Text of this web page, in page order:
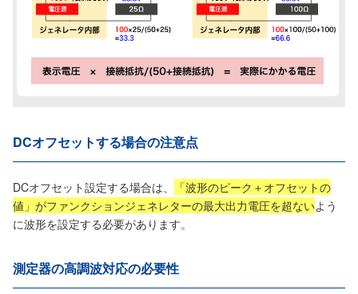
DCオフセットする場合の注意点
DCオフセット設定する場合は、
「波形のピーク＋オフセットの
値」がファンクションジェネレターの最大出力電圧を超ないよう
に波形を設定する必要があります。
測定器の高調波対応の必要性